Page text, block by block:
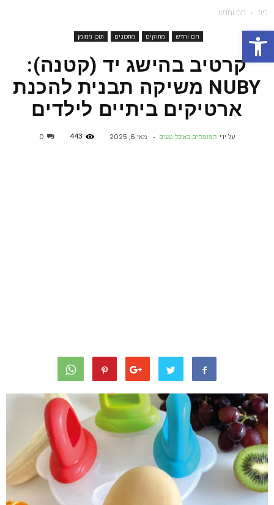
פתח סרגל נגישות
בית חם וחדש
חם וחדש מתוקים מתכונים תוכן ממומן
קרטיב בהישג יד (קטנה):
NUBY משיקה תבנית להכנת
ארטיקים ביתיים לילדים
על ידי המומחים באוכל טעים - מאי 6, 2025 443
0